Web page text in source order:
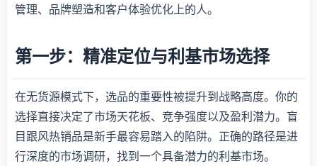
管理、品牌塑造和客户体验优化上的人。
第一步：精准定位与利基市场选择
在无货源模式下，选品的重要性被提升到战略高度。你的
选择直接决定了市场天花板、竞争强度以及盈利潜力。盲
目跟风热销品是新手最容易踏入的陷阱。正确的路径是进
行深度的市场调研，找到一个具备潜力的利基市场。